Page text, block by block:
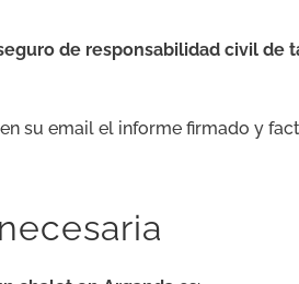
de responsabilidad civil de
su email el informe firmado y